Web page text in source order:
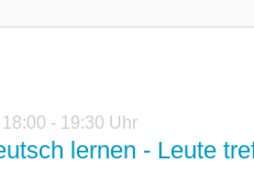
18:00 - 19:30 Uhr
lernen - Leute